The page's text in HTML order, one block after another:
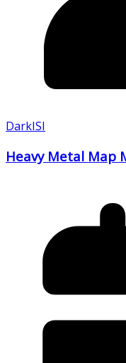
DarkISI
Heavy Metal Map